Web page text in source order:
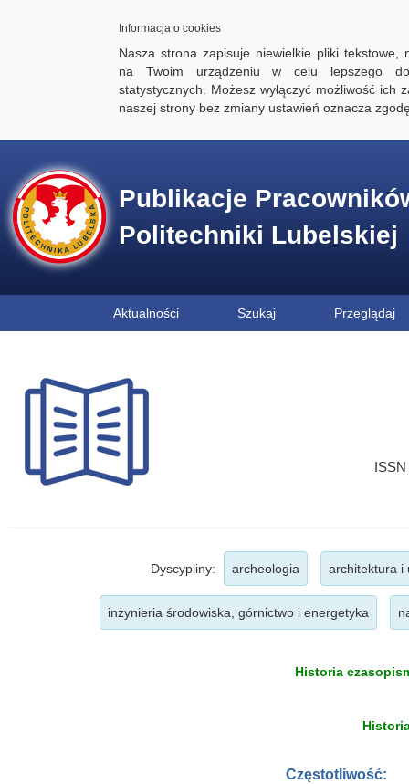
Informacja o cookies
Nasza strona zapisuje niewielkie pliki tekstowe,
na Twoim urządzeniu w celu lepszego
statystycznych. Możesz wyłączyć możliwość ich
naszej strony bez zmiany ustawień oznacza
Publikacje
Politechniki Lubelskiej
Aktualności Szukaj Przeglądaj
ISSN
Dyscypliny: archeologia architektura i
inżynieria środowiska, górnictwo i energetyka
Historia
Częstotliwość: